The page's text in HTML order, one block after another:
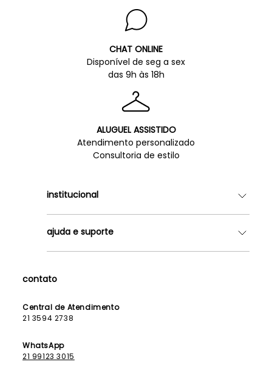
CHAT ONLINE
Disponível de seg a sex
das 9h às 18h
ALUGUEL ASSISTIDO
Atendimento personalizado
Consultoria de estilo
institucional
Lojas
Como Funciona
Lista de Formandas
ajuda e suporte
Política de Privacidade
contato
Central de Atendimento
21 3594 2738
WhatsApp
21 99123 3015